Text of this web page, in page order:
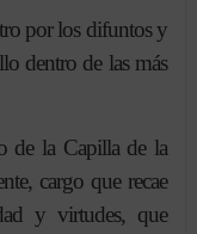
por los difuntos y
dentro de las más
de la Capilla de la
cargo que recae
y virtudes, que